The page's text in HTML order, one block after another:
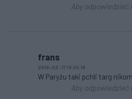
Aby
frans
2019-02-17 19:55:18
W Paryżu taki pchli targ
Aby